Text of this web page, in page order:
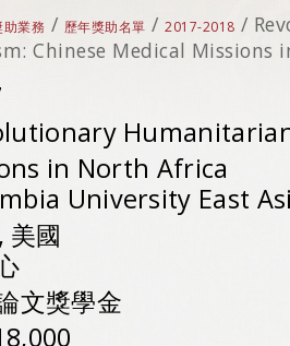
助業務 / 歷年獎助名單 /2017-2018 /
Chinese Medical Missions
in North Africa
University East
國
文獎學金